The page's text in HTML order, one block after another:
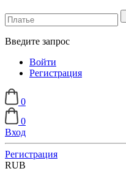
Введите запрос
Войти
Регистрация
0
0
Вход
Регистрация
RUB